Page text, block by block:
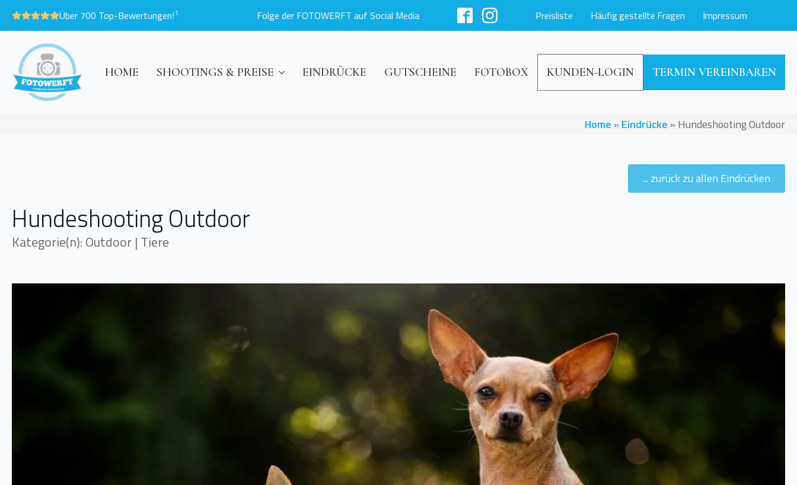
Über 700 Top-Bewertungen!1 Folge der FOTOWERFT auf Social Media Preisliste Häufig gestellte Fragen Impressum
HOME SHOOTINGS & PREISE EINDRÜCKE GUTSCHEINE FOTOBOX KUNDEN-LOGIN TERMIN VEREINBAREN
Home »Eindrücke »Hundeshooting Outdoor
... zurück zu allen Eindrücken
Hundeshooting Outdoor
Kategorie(n): Outdoor | Tiere